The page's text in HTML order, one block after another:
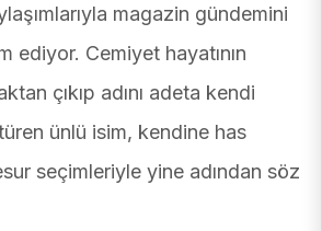
magazin gündemini
ediyor. Cemiyet hayatının
çıkıp adını adeta kendi
ünlü isim, kendine has
seçimleriyle yine adından söz